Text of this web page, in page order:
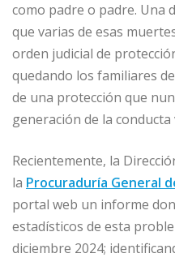
como padre o padre. Una
que varias de esas
orden judicial de
quedando los familiares
de una protección que
generación de la conducta
Recientemente, la
la Procuraduría General
portal web un informe
estadísticos de esta
diciembre 2024;